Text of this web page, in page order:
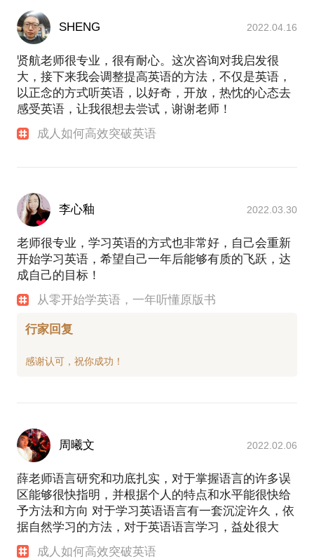
SHENG 2022.04.16
贤航老师很专业，很有耐心。这次咨询对我启发很
大，接下来我会调整提高英语的方法，不仅是英语，
以正念的方式听英语，以好奇，开放，热忱的心态去
感受英语，让我很想去尝试，谢谢老师！
成人如何高效突破英语
李心釉 2022.03.30
老师很专业，学习英语的方式也非常好，自己会重新
开始学习英语，希望自己一年后能够有质的飞跃，达
成自己的目标！
从零开始学英语，一年听懂原版书
行家回复
周曦文 2022.02.06
薛老师语言研究和功底扎实，对于掌握语言的许多误
区能够很快指明，并根据个人的特点和水平能很快给
予方法和方向 对于学习英语语言有一套沉淀许久，依
据自然学习的方法，对于英语语言学习，益处很大
成人如何高效突破英语